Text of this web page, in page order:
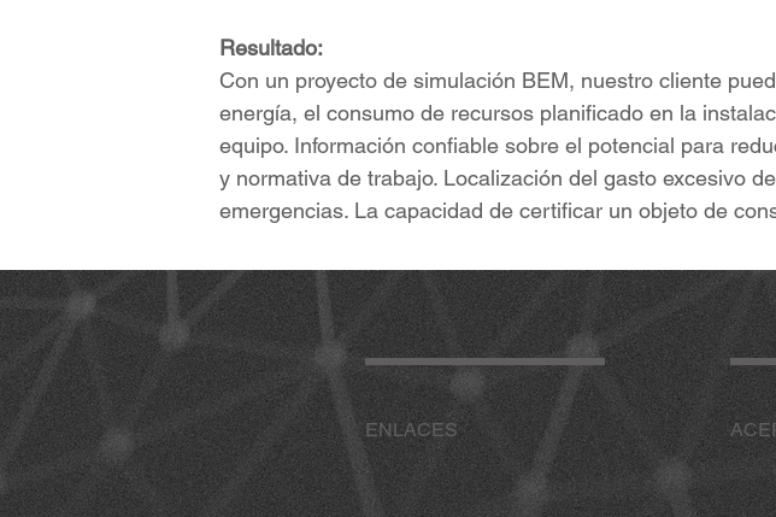
Resultado:
Con un proyecto de simulación BEM, nuestro cliente
energía, el consumo de recursos planificado en la
equipo. Información confiable sobre el potencial para
y normativa de trabajo. Localización del gasto excesivo
emergencias. La capacidad de certificar un objeto de
ENLACES